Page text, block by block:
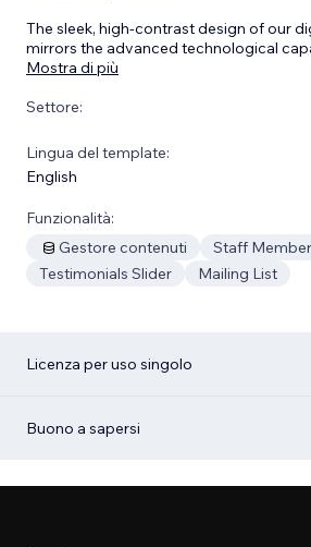
The sleek, high-contrast design of our
mirrors the advanced technological
Mostra di più
Settore:
Lingua del template:
English
Funzionalità:
Gestore contenuti
Staff
Testimonials Slider
Mailing List
Licenza per uso singolo
Buono a sapersi